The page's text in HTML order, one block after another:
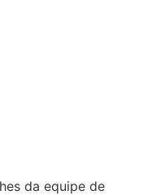
da equipe de